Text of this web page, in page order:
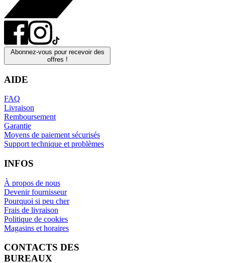
Abonnez-vous pour recevoir des
offres !
AIDE
FAQ
Livraison
Remboursement
Garantie
Moyens de paiement sécurisés
Support technique et problèmes
INFOS
À propos de nous
Devenir fournisseur
Pourquoi si peu cher
Frais de livraison
Politique de cookies
Magasins et horaires
CONTACTS DES
BUREAUX